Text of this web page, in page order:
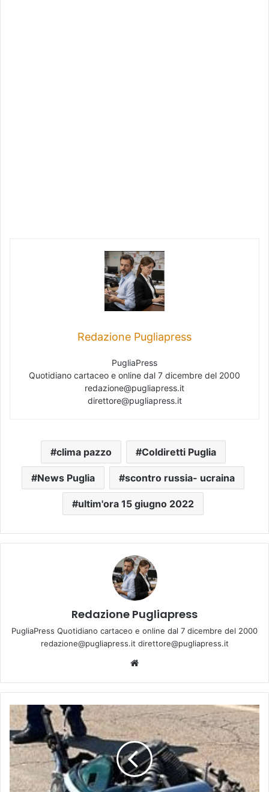
Redazione Pugliapress
PugliaPress
Quotidiano cartaceo e online dal 7 dicembre del 2000
redazione@pugliapress.it
direttore@pugliapress.it
clima pazzo Coldiretti Puglia
News Puglia scontro russia- ucraina
ultim'ora 15 giugno 2022
Redazione Pugliapress
PugliaPress Quotidiano cartaceo e online dal 7 dicembre del 2000
redazione@pugliapress.it direttore@pugliapress.it
te
M
u
o
r
e
m
e